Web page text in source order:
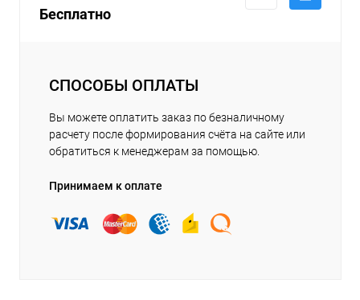
Бесплатно
СПОСОБЫ ОПЛАТЫ
Вы можете оплатить заказ по безналичному
расчету после формирования счёта на сайте или
обратиться к менеджерам за помощью.
Принимаем к оплате